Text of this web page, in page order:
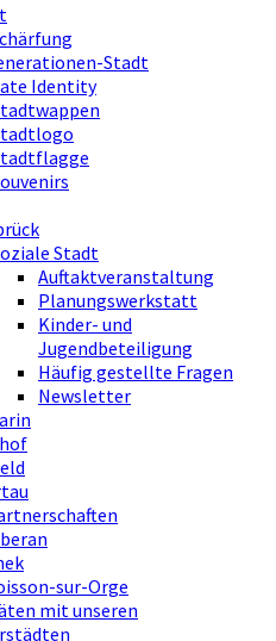
Stadt
Identity
Stadt
Auftaktveranstaltung
Planungswerkstatt
Kinder- und
Jugendbeteiligung
Häufig gestellte Fragen
Newsletter
sur-Orge
mit unseren